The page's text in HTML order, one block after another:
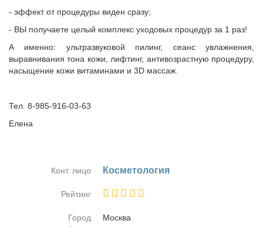
- эффект от процедуры виден сразу;
- ВЫ получаете целый комплекс уходовых процедур за 1 раз!
А именно: ультразвуковой пилинг, сеанс увлажнения,
выравнивания тона кожи, лифтинг, антивозрастную процедуру,
насыщение кожи витаминами и 3D массаж.
Тел. 8-985-916-03-63
Елена
Конт. лицо Кос­ме­то­ло­гия
Рейтинг
Город
Москва